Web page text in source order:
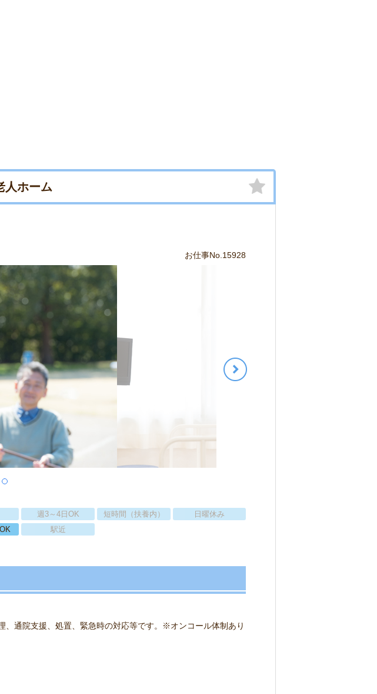
人ホーム
お仕事No.15928
週3～4日OK 短時間（扶養内）
日曜休み
駅近
通院支援、処置、緊急時の対応等です。※オンコール体制あり